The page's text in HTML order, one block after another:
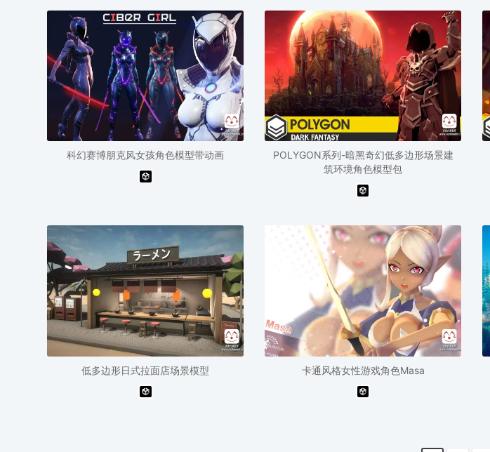
科幻赛博朋克风女孩角色模型带动画
POLYGON系列-暗黑奇幻低多边形场景建
筑环境角色模型包
低多边形日式拉面店场景模型 卡通风格女性游戏角色Masa